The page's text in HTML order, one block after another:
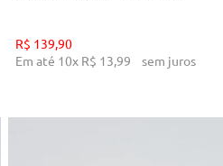
R$ 139 90
Em até 10x R$ 13 99 sem juros